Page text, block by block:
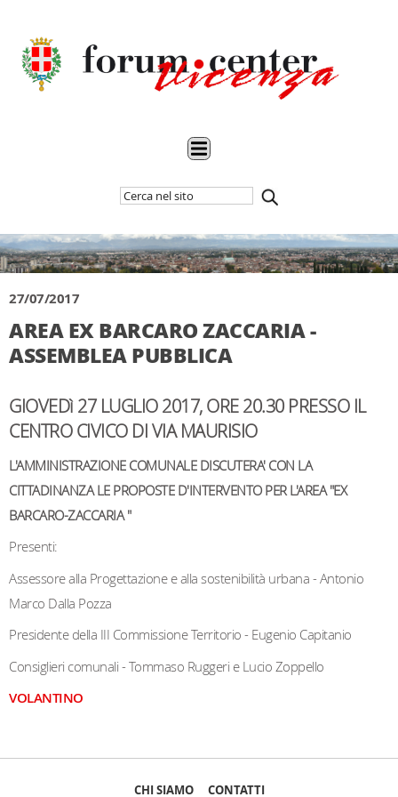
Cerca
nel
Inizia
27/07/2017
AREA EX BARCARO ZACCARIA -
ASSEMBLEA PUBBLICA
GIOVEDì 27 LUGLIO 2017, ORE 20.30 PRESSO IL
CENTRO CIVICO DI VIA MAURISIO
L'AMMINISTRAZIONE COMUNALE DISCUTERA' CON LA
CITTADINANZA LE PROPOSTE D'INTERVENTO PER L'AREA "EX
BARCARO-ZACCARIA "
Presenti:
Assessore alla Progettazione e alla sostenibilità urbana - Antonio
Marco Dalla Pozza
Presidente della III Commissione Territorio - Eugenio Capitanio
Consiglieri comunali - Tommaso Ruggeri e Lucio Zoppello
VOLANTINO
CHI SIAMO CONTATTI